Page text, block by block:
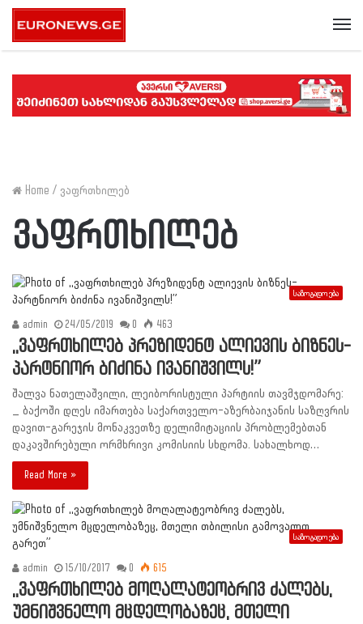
Home / ვაფრთხილებ
ვაფრთხილებ
საზოგადოება
admin 24/05/2019 0 463
,,ვაფრთხილებ პრეზიდენტ ალიევის ბიზნეს-
პარტნიორ ბიძინა ივანიშვილს!”
შალვა ნათელაშვილი, ლეიბორისტული პარტიის თავმჯდომარე:
_ ბაქოში დღეს იმართება საქართველო-აზერბაიჯანის საზღვრის
დავით-გარეჯის მონაკვეთზე დელიმიტაციის პრობლემებთან
დაკავშირებული ორმხრივი კომისიის სხდომა. სახალხოდ…
Read More »
საზოგადოება
admin 15/10/2017 0 615
,,ვაფრთხილებ მოღალატეობრივ ძალებს,
უმნიშვნელო მცდელობაზეც, მთელი